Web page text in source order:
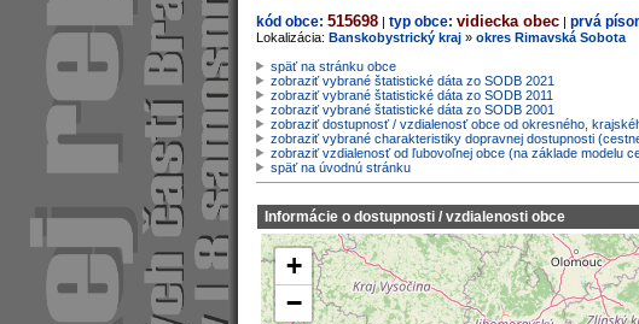
kód obce: 515698 | typ obce: vidiecka obec | prvá
Lokalizácia: Banskobystrický kraj » okres Rimavská Sobota
späť na stránku obce
zobraziť vybrané štatistické dáta zo SODB 2021
zobraziť vybrané štatistické dáta zo SODB 2011
zobraziť vybrané štatistické dáta zo SODB 2001
zobraziť dostupnosť / vzdialenosť obce od okresného,
zobraziť vybrané charakteristiky dopravnej dostupnosti
zobraziť vzdialenosť od ľubovoľnej obce (na základe modelu
späť na úvodnú stránku
Informácie o dostupnosti / vzdialenosti obce
+
−